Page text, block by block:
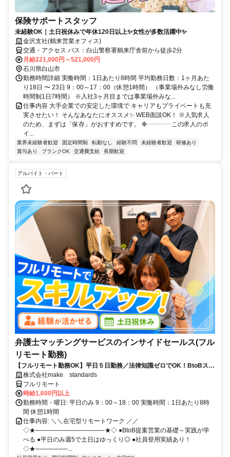
保険サポートスタッフ
未経験OK｜土日祝休みで年休120日以上✨女性が多数活躍中✨
金沢支社(鶴来営業オフィス)
交通・アクセス バス：白山警察署鶴来庁舎前から徒歩2分
月給221,000円～521,000円
石川県白山市
勤務時間詳細 実働時間：1日あたり8時間 平均勤務日数：1ヶ月あた
り18日 〜 23日 9：00～17：00（休憩1時間） （事業場外みなし労働
時間制1日7時間） ※入社3ヶ月目までは事業場外みな...
仕事内容 大手企業での安定した環境で キャリアもプライベートも充
実させたい！ そんなあなたにオススメ✨ WEB面談OK！ ※人気求人
のため、まずは「保存」がおすすめです。 ✼┈┈┈┈この求人のポ
イ...
業界未経験者歓迎 固定時間制 転勤なし 経験不問 未経験者歓迎
研修あり
賞与あり
ブランクOK 交通費支給 長期歓迎
アルバイト・パート
弁護士マッチングサービスのインサイドセールス(フル
リモート勤務)
【フルリモート勤務OK】平日５日勤務／法律知識ゼロでOK！BtoBスキ
ルが身につく営業職
株式会社make standards
フルリモート
時給1,600円以上
勤務時間・曜日: 平日のみ 9：00～18：00 実働時間：1日あたり8時
間 休憩1時間
仕事内容: ＼＼在宅型リモートワーク ／／
◇★───────────────★◇ ●BtoB提案営業の基礎～実践が学
べる ●平日のみ週5で土日はゆっくり◎ ●社員登用実績あり！
◇★───────...